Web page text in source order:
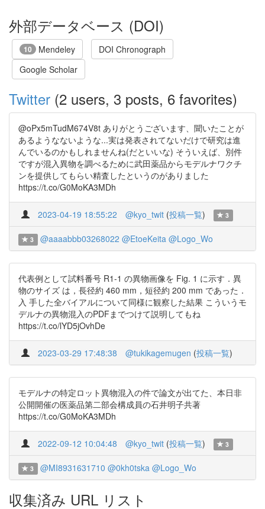
外部データベース (DOI)
10 Mendeley
DOI Chronograph
Google Scholar
Twitter (2 users, 3 posts, 6 favorites)
@oPx5mTudM674V8t ありがとうございます、聞いたことが
あるようなないような...実は発表されてないだけで研究は進
んでいるのかもしれませんね(だといいな) そういえば、別件
ですが混入異物を調べるために武田薬品からモデルナワクチ
ンを提供してもらい精査したというのがありました
https://t.co/G0MoKA3MDh
2023-04-19 18:55:22 @kyo_twit (投稿一覧) 3
3 @aaaabbb03268022 @EtoeKeita @Logo_Wo
代表例として試料番号 R1-1 の異物画像を Fig. 1 に示す．異
物のサイズ は，長径約 460 mm，短径約 200 mm であった．
入 手した全バイアルについて同様に観察した結果 こういうモ
デルナの異物混入のPDFまでつけて説明してもね
https://t.co/lYD5jOvhDe
2023-03-29 17:48:38 @tukikagemugen (投稿一覧)
モデルナの特定ロット異物混入の件で論文が出てた、本日非
公開開催の医薬品第二部会構成員の石井明子共著
https://t.co/G0MoKA3MDh
2022-09-12 10:04:48 @kyo_twit (投稿一覧) 3
3 @MI8931631710 @0kh0tska @Logo_Wo
収集済み URL リスト